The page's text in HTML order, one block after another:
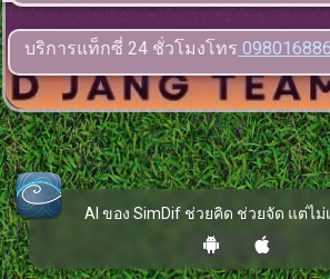
บริการแท็กซี่ 24 ชั่วโมงโทร
AI ของ SimDif ช่วยคิด ช่วยจัด แต่ไ